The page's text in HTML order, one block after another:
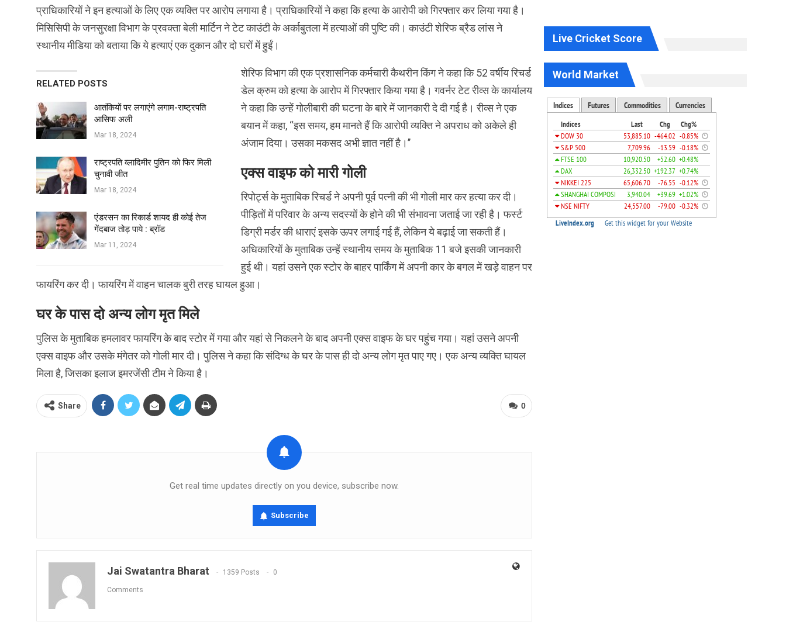
प्राधिकारियों ने इन हत्याओं के लिए एक व्यक्ति पर आरोप लगाया है। प्राधिकारियों ने कहा कि हत्या के आरोपी को गिरफ्तार कर लिया गया है।
मिसिसिपी के जनसुरक्षा विभाग के प्रवक्ता बेली मार्टिन ने टेट काउंटी के अर्काबुतला में हत्याओं की पुष्टि की। काउंटी शेरिफ ब्रैड लांस ने
स्थानीय मीडिया को बताया कि ये हत्याएं एक दुकान और दो घरों में हुईं।
RELATED POSTS
आतंकियों पर लगाएंगे लगाम-राष्ट्रपति
आसिफ अली
Mar 18, 2024
राष्ट्रपति व्लादिमीर पुतिन को फिर मिली
चुनावी जीत
Mar 18, 2024
एंडरसन का रिकार्ड शायद ही कोई तेज
गेंदबाज तोड़ पाये : ब्रॉड
Mar 11, 2024
शेरिफ विभाग की एक प्रशासनिक कर्मचारी कैथरीन किंग ने कहा कि 52 वर्षीय रिचर्ड
डेल क्रुम को हत्या के आरोप में गिरफ्तार किया गया है। गवर्नर टेट रीव्स के कार्यालय
ने कहा कि उन्हें गोलीबारी की घटना के बारे में जानकारी दे दी गई है। रीव्स ने एक
बयान में कहा, ‘‘इस समय, हम मानते हैं कि आरोपी व्यक्ति ने अपराध को अकेले ही
अंजाम दिया। उसका मकसद अभी ज्ञात नहीं है।’’
एक्स वाइफ को मारी गोली
रिपोर्ट्स के मुताबिक रिचर्ड ने अपनी पूर्व पत्नी की भी गोली मार कर हत्या कर दी।
पीड़ितों में परिवार के अन्य सदस्यों के होने की भी संभावना जताई जा रही है। फर्स्ट
डिग्री मर्डर की धाराएं इसके ऊपर लगाई गई हैं, लेकिन ये बढ़ाई जा सकती हैं।
अधिकारियों के मुताबिक उन्हें स्थानीय समय के मुताबिक 11 बजे इसकी जानकारी
हुई थी। यहां उसने एक स्टोर के बाहर पार्किंग में अपनी कार के बगल में खड़े वाहन पर
फायरिंग कर दी। फायरिंग में वाहन चालक बुरी तरह घायल हुआ।
घर के पास दो अन्य लोग मृत मिले
पुलिस के मुताबिक हमलावर फायरिंग के बाद स्टोर में गया और यहां से निकलने के बाद अपनी एक्स वाइफ के घर पहुंच गया। यहां उसने अपनी
एक्स वाइफ और उसके मंगेतर को गोली मार दी। पुलिस ने कहा कि संदिग्ध के घर के पास ही दो अन्य लोग मृत पाए गए। एक अन्य व्यक्ति घायल
मिला है, जिसका इलाज इमरजेंसी टीम ने किया है।
0
Share
Get real time updates directly on you device, subscribe now.
Subscribe
Jai Swatantra Bharat 1359 Posts 0
Comments
Live Cricket Score
World Market